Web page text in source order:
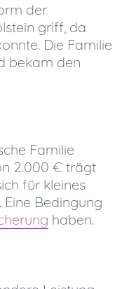
der
griff, da
Die Familie
bekam den
Familie
2.000 € trägt
für kleines
Bedingung
haben.